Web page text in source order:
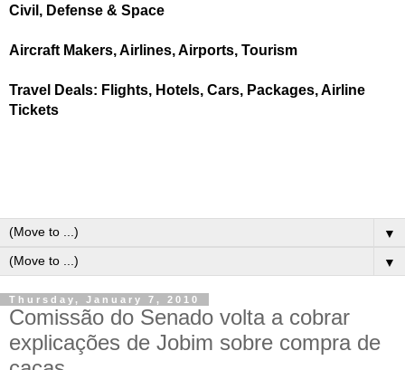
Civil, Defense & Space
Aircraft Makers, Airlines, Airports, Tourism
Travel Deals: Flights, Hotels, Cars, Packages, Airline
Tickets
▼
▼
Thursday, January 7, 2010
Comissão do Senado volta a cobrar
explicações de Jobim sobre compra de